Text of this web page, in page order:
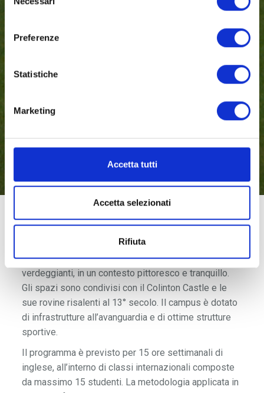
del
Preferenze
Statistiche
Marketing
Accetta tutti
Accetta selezionati
Rifiuta
Il Merchiston Castle è un tradizionale campus
inglese, costruito negli anni 30 e situato a meno di 5
km dal centro di Edimburgo. Offre ampi spazi
verdeggianti, in un contesto pittoresco e tranquillo.
Gli spazi sono condivisi con il Colinton Castle e le
sue rovine risalenti al 13° secolo. Il campus è dotato
di infrastrutture all’avanguardia e di ottime strutture
sportive.
Il programma è previsto per 15 ore settimanali di
inglese, all’interno di classi internazionali composte
da massimo 15 studenti. La metodologia applicata in